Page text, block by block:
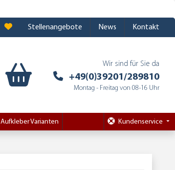
Stellenangebote News Kontakt
Wir sind für Sie da
+49(0)39201/289810
Montag - Freitag von 08-16 Uhr
Aufkleber Varianten Kundenservice